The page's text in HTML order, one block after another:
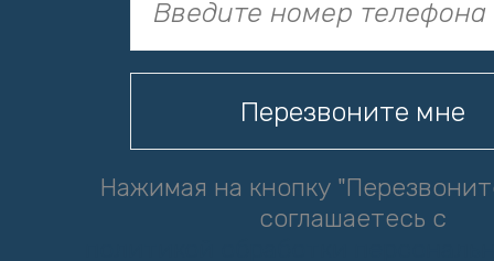
Нажимая на кнопку
соглашаетесь с